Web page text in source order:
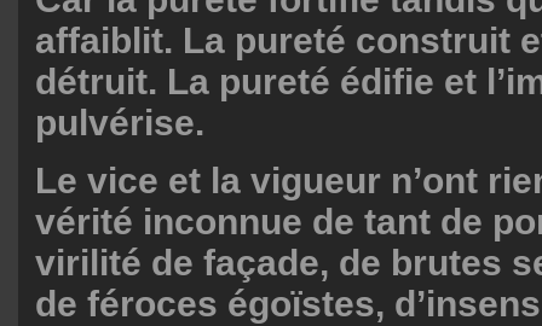
affaiblit. La pureté construit
détruit. La pureté édifie et
pulvérise.
Le vice et la vigueur n’ont
vérité inconnue de tant de
virilité de façade, de brutes
de féroces égoïstes,